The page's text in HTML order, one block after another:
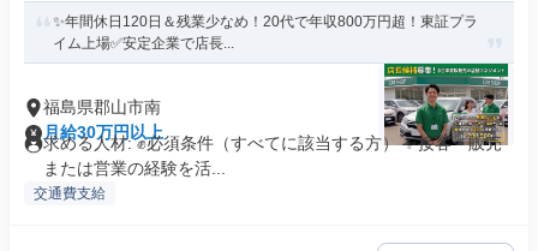
✨年間休日120日＆残業少なめ！20代で年収800万円超！東証プラ
イム上場✅安定企業で店長...
福島県郡山市南
月給30万円以上
求める人材: ✊️必須条件（すべてに該当する方） ✨接客・販売
または営業の経験を活...
交通費支給